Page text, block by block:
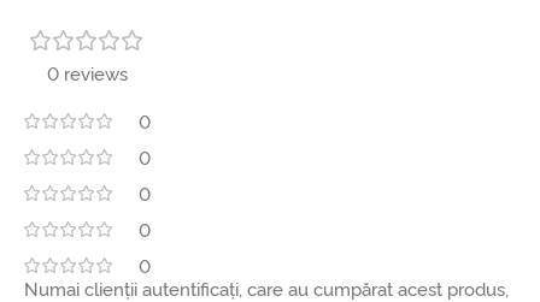
0 reviews
0
0
0
0
0
Numai clienții autentificați, care au cumpărat acest produs,